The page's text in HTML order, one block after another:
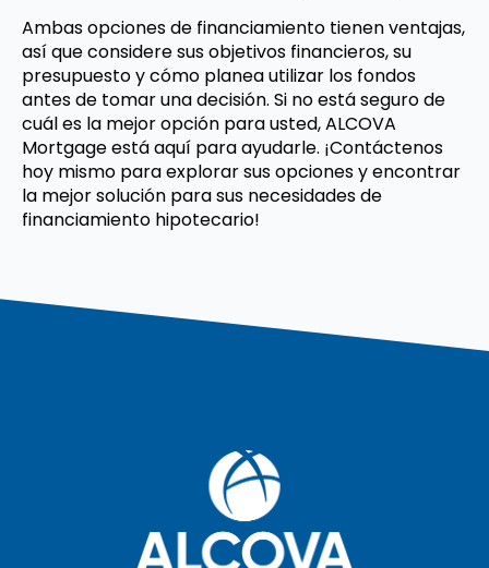
Ambas opciones de financiamiento tienen ventajas,
así que considere sus objetivos financieros, su
presupuesto y cómo planea utilizar los fondos
antes de tomar una decisión. Si no está seguro de
cuál es la mejor opción para usted, ALCOVA
Mortgage está aquí para ayudarle. ¡Contáctenos
hoy mismo para explorar sus opciones y encontrar
la mejor solución para sus necesidades de
financiamiento hipotecario!